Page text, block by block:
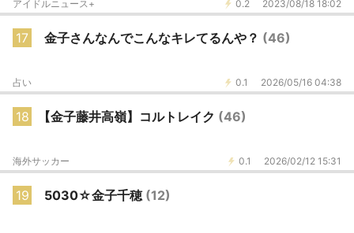
0.2 2023/08/18 18:02
アイドルニュース+
17 金子さんなんでこんなキレてるんや？ (46)
0.1 2026/05/16 04:38
占い
18 【金子藤井高嶺】コルトレイク (46)
0.1 2026/02/12 15:31
海外サッカー
19 5030☆金子千穂 (12)